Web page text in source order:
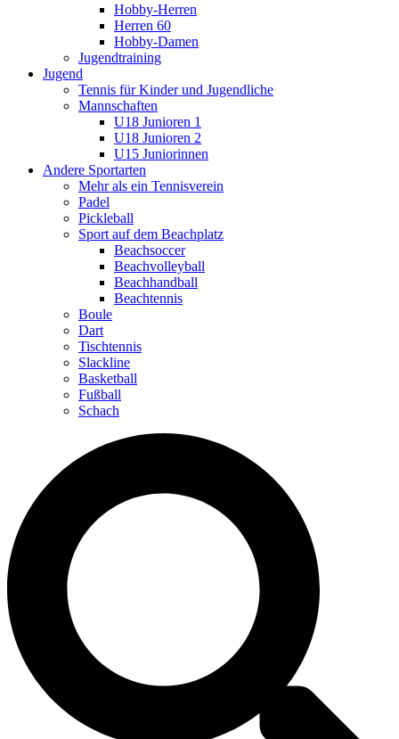
Hobby-Herren
Herren 60
Hobby-Damen
Jugendtraining
Jugend
Tennis für Kinder und Jugendliche
Mannschaften
U18 Junioren 1
U18 Junioren 2
U15 Juniorinnen
Andere Sportarten
Mehr als ein Tennisverein
Padel
Pickleball
Sport auf dem Beachplatz
Beachsoccer
Beachvolleyball
Beachhandball
Beachtennis
Boule
Dart
Tischtennis
Slackline
Basketball
Fußball
Schach